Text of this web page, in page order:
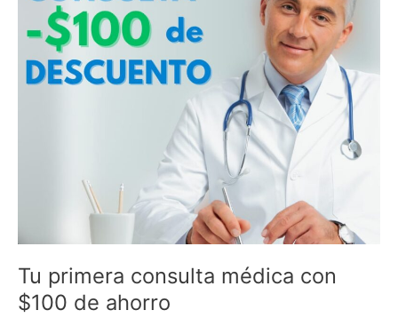
Tu primera consulta médica con
$100 de ahorro
ahorro